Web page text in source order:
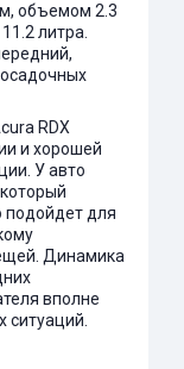
объемом 2.3
литра.
RDX
и хорошей
У авто
подойдет для
Динамика
вполне